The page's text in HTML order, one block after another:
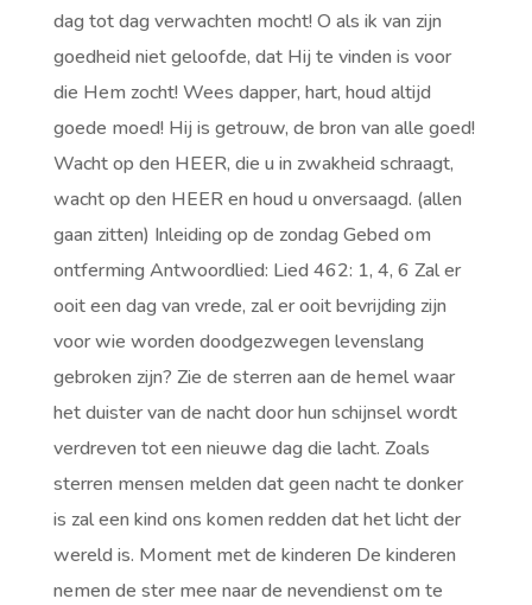
dag tot dag verwachten mocht! O als ik van zijn
goedheid niet geloofde, dat Hij te vinden is voor
die Hem zocht! Wees dapper, hart, houd altijd
goede moed! Hij is getrouw, de bron van alle goed!
Wacht op den HEER, die u in zwakheid schraagt,
wacht op den HEER en houd u onversaagd. (allen
gaan zitten) Inleiding op de zondag Gebed om
ontferming Antwoordlied: Lied 462: 1, 4, 6 Zal er
ooit een dag van vrede, zal er ooit bevrijding zijn
voor wie worden doodgezwegen levenslang
gebroken zijn? Zie de sterren aan de hemel waar
het duister van de nacht door hun schijnsel wordt
verdreven tot een nieuwe dag die lacht. Zoals
sterren mensen melden dat geen nacht te donker
is zal een kind ons komen redden dat het licht der
wereld is. Moment met de kinderen De kinderen
nemen de ster mee naar de nevendienst om te